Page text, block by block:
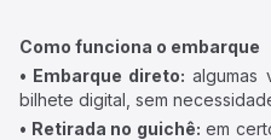
Como funciona o embarque
• Embarque direto: algumas
bilhete digital, sem
• Retirada no guichê: em